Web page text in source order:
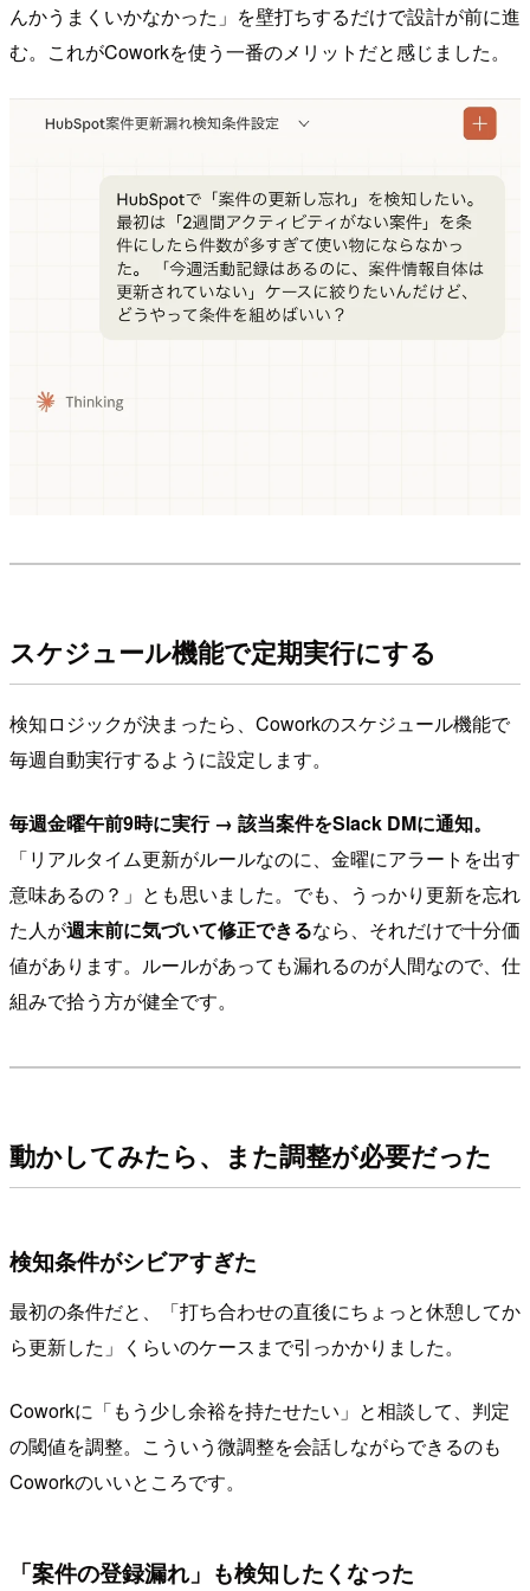
んかうまくいかなかった」を壁打ちするだけで設計が前に進
む。これがCoworkを使う一番のメリットだと感じました。
スケジュール機能で定期実行にする
検知ロジックが決まったら、Coworkのスケジュール機能で
毎週自動実行するように設定します。
毎週金曜午前9時に実行 → 該当案件をSlack DMに通知。
「リアルタイム更新がルールなのに、金曜にアラートを出す
意味あるの？」とも思いました。でも、うっかり更新を忘れ
た人が週末前に気づいて修正できるなら、それだけで十分価
値があります。ルールがあっても漏れるのが人間なので、仕
組みで拾う方が健全です。
動かしてみたら、また調整が必要だった
検知条件がシビアすぎた
最初の条件だと、「打ち合わせの直後にちょっと休憩してか
ら更新した」くらいのケースまで引っかかりました。
Coworkに「もう少し余裕を持たせたい」と相談して、判定
の閾値を調整。こういう微調整を会話しながらできるのも
Coworkのいいところです。
「案件の登録漏れ」も検知したくなった